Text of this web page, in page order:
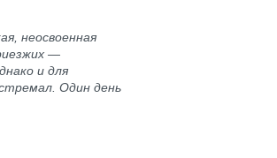
неосвоенная
—
и для
Один день